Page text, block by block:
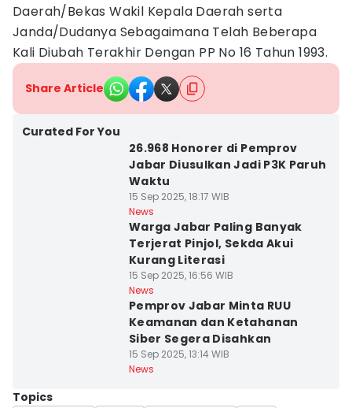
Daerah/Bekas Wakil Kepala Daerah serta
Janda/Dudanya Sebagaimana Telah Beberapa
Kali Diubah Terakhir Dengan PP No 16 Tahun 1993.
Share Article
Curated For You
26.968 Honorer di Pemprov
Jabar Diusulkan Jadi P3K Paruh
Waktu
15 Sep 2025, 18:17 WIB
News
Warga Jabar Paling Banyak
Terjerat Pinjol, Sekda Akui
Kurang Literasi
15 Sep 2025, 16:56 WIB
News
Pemprov Jabar Minta RUU
Keamanan dan Ketahanan
Siber Segera Disahkan
15 Sep 2025, 13:14 WIB
News
Topics